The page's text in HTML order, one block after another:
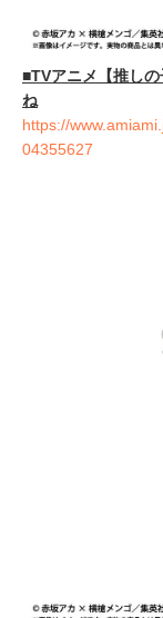
■TVアニメ【推し
ね
https://
04355627